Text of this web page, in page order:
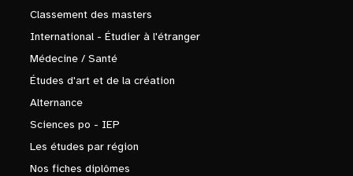
Classement des masters
International - Étudier à l'étranger
Médecine / Santé
Études d'art et de la création
Alternance
Sciences po - IEP
Les études par région
Nos fiches diplômes